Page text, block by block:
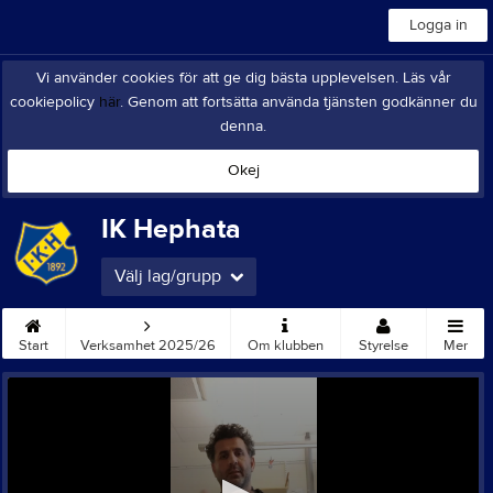
Logga in
Vi använder cookies för att ge dig bästa upplevelsen. Läs vår
cookiepolicy här. Genom att fortsätta använda tjänsten godkänner du
denna.
Okej
IK Hephata
Välj lag/grupp
Start Verksamhet 2025/26 Om klubben Styrelse Mer